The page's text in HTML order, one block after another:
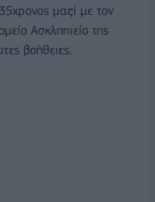
μαζί με τον
Ασκληπιείο της
βοήθειες.